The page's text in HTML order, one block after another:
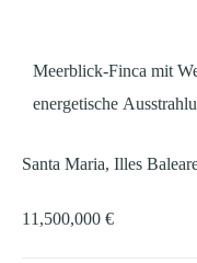
Meerblick-Finca mit
energetische
Santa Maria, Illes
11,500,000 €